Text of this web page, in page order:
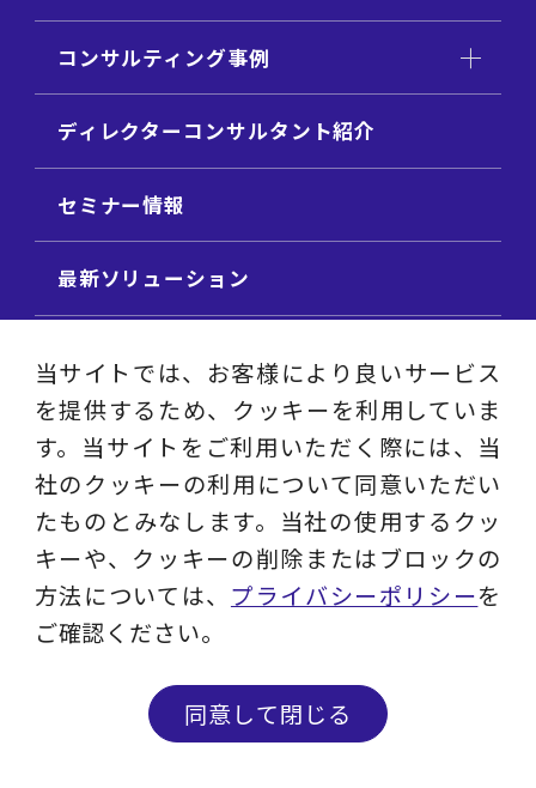
コンサルティング事例
ディレクターコンサルタント紹介
セミナー情報
最新ソリューション
ビジネス用語集
ビジネステーマ解説集
動画ライブラリ
採用サイト
プライバシーポリシー
当サイトでは、お客様により良いサービス
を提供するため、クッキーを利用していま
す。当サイトをご利用いただく際には、当
社のクッキーの利用について同意いただい
たものとみなします。当社の使用するクッ
キーや、クッキーの削除またはブロックの
方法については、 プライバシーポリシーを
ご確認ください。
同意して閉じる